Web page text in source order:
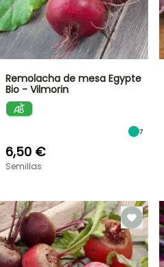
Remolacha de mesa Egypte
Bio - Vilmorin
7
6,50 €
Semillas